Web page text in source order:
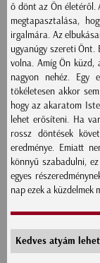
ő dönt az Ön életéről.
megtapasztalása,
irgalmára. Az
ugyanúgy szereti Önt.
volna. Amíg Ön
nagyon nehéz. Egy
tökéletesen akkor
hogy az akaratom
lehet erősíteni. Ha
rossz döntések
eredménye. Emiatt
könnyű szabadulni,
egyes
nap ezek a küzdelmek
Kedves atyám